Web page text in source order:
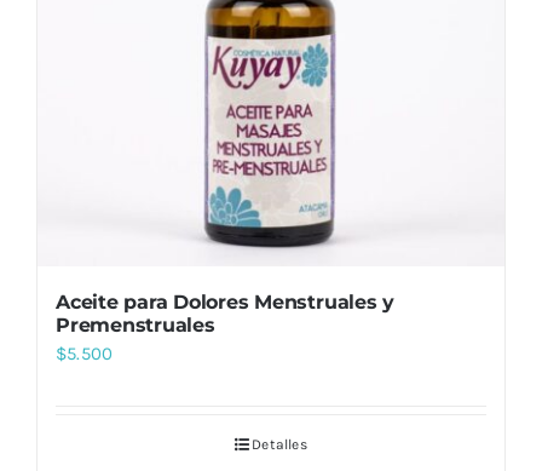
Aceite para Dolores Menstruales y
Premenstruales
$5.500
Detalles